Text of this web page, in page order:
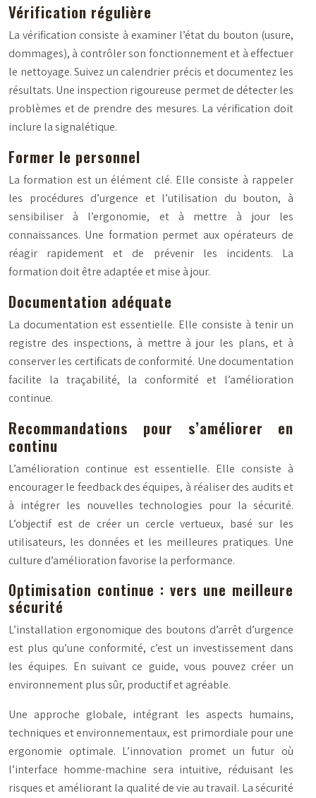
Vérification régulière
La vérification consiste à examiner l’état du bouton (usure,
dommages), à contrôler son fonctionnement et à effectuer
le nettoyage. Suivez un calendrier précis et documentez les
résultats. Une inspection rigoureuse permet de détecter les
problèmes et de prendre des mesures. La vérification doit
inclure la signalétique.
Former le personnel
La formation est un élément clé. Elle consiste à rappeler
les procédures d’urgence et l’utilisation du bouton, à
sensibiliser à l’ergonomie, et à mettre à jour les
connaissances. Une formation permet aux opérateurs de
réagir rapidement et de prévenir les incidents. La
formation doit être adaptée et mise à jour.
Documentation adéquate
La documentation est essentielle. Elle consiste à tenir un
registre des inspections, à mettre à jour les plans, et à
conserver les certificats de conformité. Une documentation
facilite la traçabilité, la conformité et l’amélioration
continue.
Recommandations pour s’améliorer en
continu
L’amélioration continue est essentielle. Elle consiste à
encourager le feedback des équipes, à réaliser des audits et
à intégrer les nouvelles technologies pour la sécurité.
L’objectif est de créer un cercle vertueux, basé sur les
utilisateurs, les données et les meilleures pratiques. Une
culture d’amélioration favorise la performance.
Optimisation continue : vers une meilleure
sécurité
L’installation ergonomique des boutons d’arrêt d’urgence
est plus qu’une conformité, c’est un investissement dans
les équipes. En suivant ce guide, vous pouvez créer un
environnement plus sûr, productif et agréable.
Une approche globale, intégrant les aspects humains,
techniques et environnementaux, est primordiale pour une
ergonomie optimale. L’innovation promet un futur où
l’interface homme-machine sera intuitive, réduisant les
risques et améliorant la qualité de vie au travail. La sécurité